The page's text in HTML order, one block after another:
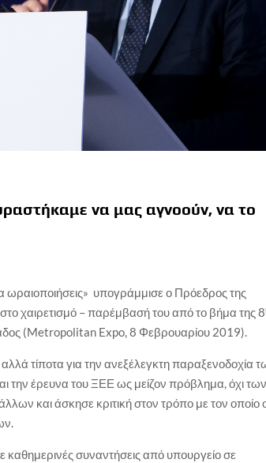
να μας αγνοούν, να το
ωραιοποιήσεις» υπογράμμισε ο Πρόεδρος της
χαιρετισμό – παρέμβασή του από το βήμα της 8
(Metropolitan Expo, 8 Φεβρουαρίου 2019).
τίποτα για την ανεξέλεγκτη παραξενοδοχία
την έρευνα του ΞΕΕ ως μείζον πρόβλημα, όχι
και άσκησε κριτική στον τρόπο με τον οποίο
συναντήσεις από υπουργείο σε